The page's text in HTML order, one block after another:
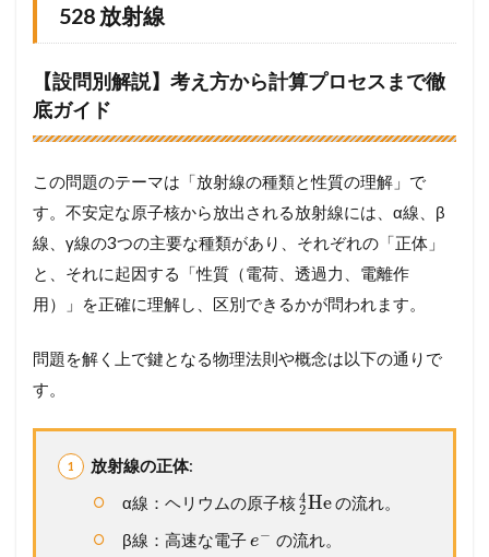
528 放射線
【設問別解説】考え方から計算プロセスまで徹
底ガイド
この問題のテーマは「放射線の種類と性質の理解」で
す。不安定な原子核から放出される放射線には、α線、β
線、γ線の3つの主要な種類があり、それぞれの「正体」
と、それに起因する「性質（電荷、透過力、電離作
用）」を正確に理解し、区別できるかが問われます。
問題を解く上で鍵となる物理法則や概念は以下の通りで
す。
放射線の正体:
α線：ヘリウムの原子核4
2Heの流れ。
β線：高速な電子e− の流れ。